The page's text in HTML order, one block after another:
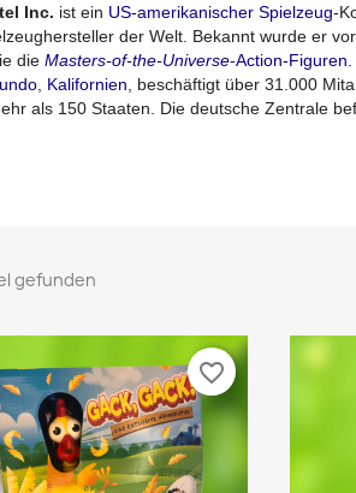
Inc. ist ein US-amerikanischer Spielzeug-
der Welt . Bekannt wurde er
die Masters-of-the-Universe-Action-Figuren
Kalifornien , beschäftigt über 31.000
als 150 Staaten. Die deutsche Zentrale
gefunden
favorite_border